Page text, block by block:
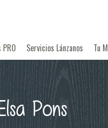
PRO Servicios Lánzanos Tu
Pons